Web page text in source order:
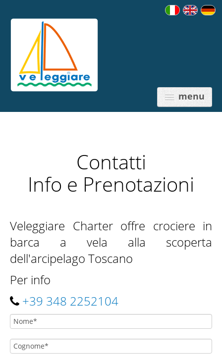
menu
PREZZI
LA BARCA
ATTIVITÀ
Contatti
Info e Prenotazioni
Veleggiare Charter offre crociere in
barca a vela alla scoperta
dell'arcipelago Toscano
Per info
+39 348 2252104